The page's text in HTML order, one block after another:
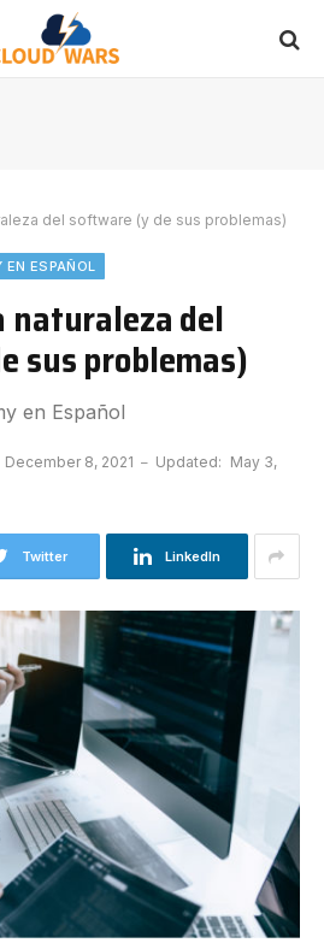
del software (y de sus problemas)
EN ESPAÑOL
del
sus problemas)
en Español
December 8, 2021 Updated: May 3,
Twitter LinkedIn